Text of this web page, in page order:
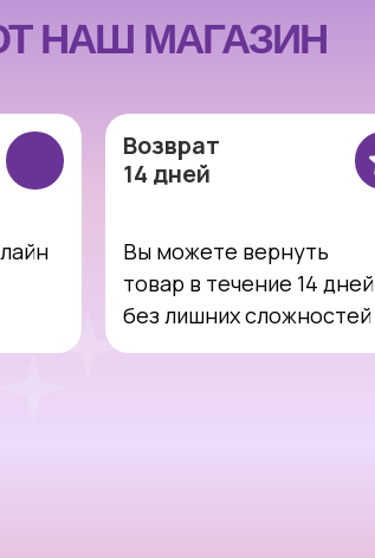
Возврат
14 дней
Вы можете вернуть
товар в течение 14 дней
без лишних сложностей
НАШ МАГАЗИН